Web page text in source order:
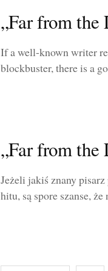
„Far from the
If a well-known writer
blockbuster, there is a
„Far from the
Jeżeli jakiś znany
hitu, są spore szanse,